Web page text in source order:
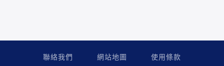
聯絡我們 網站地圖
使用條款